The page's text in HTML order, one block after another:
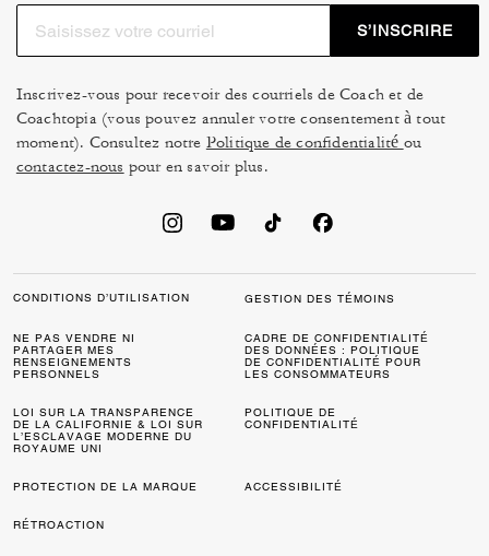
S’INSCRIRE
Inscrivez-vous pour recevoir des courriels de Coach et de
Coachtopia (vous pouvez annuler votre consentement à tout
moment). Consultez notre Politique de confidentialité ou
contactez-nous pour en savoir plus.
CONDITIONS D’UTILISATION GESTION DES TÉMOINS
NE PAS VENDRE NI
PARTAGER MES
RENSEIGNEMENTS
PERSONNELS
CADRE DE CONFIDENTIALITÉ
DES DONNÉES : POLITIQUE
DE CONFIDENTIALITÉ POUR
LES CONSOMMATEURS
LOI SUR LA TRANSPARENCE
DE LA CALIFORNIE & LOI SUR
L’ESCLAVAGE MODERNE DU
ROYAUME UNI
POLITIQUE DE
CONFIDENTIALITÉ
PROTECTION DE LA MARQUE ACCESSIBILITÉ
RÉTROACTION